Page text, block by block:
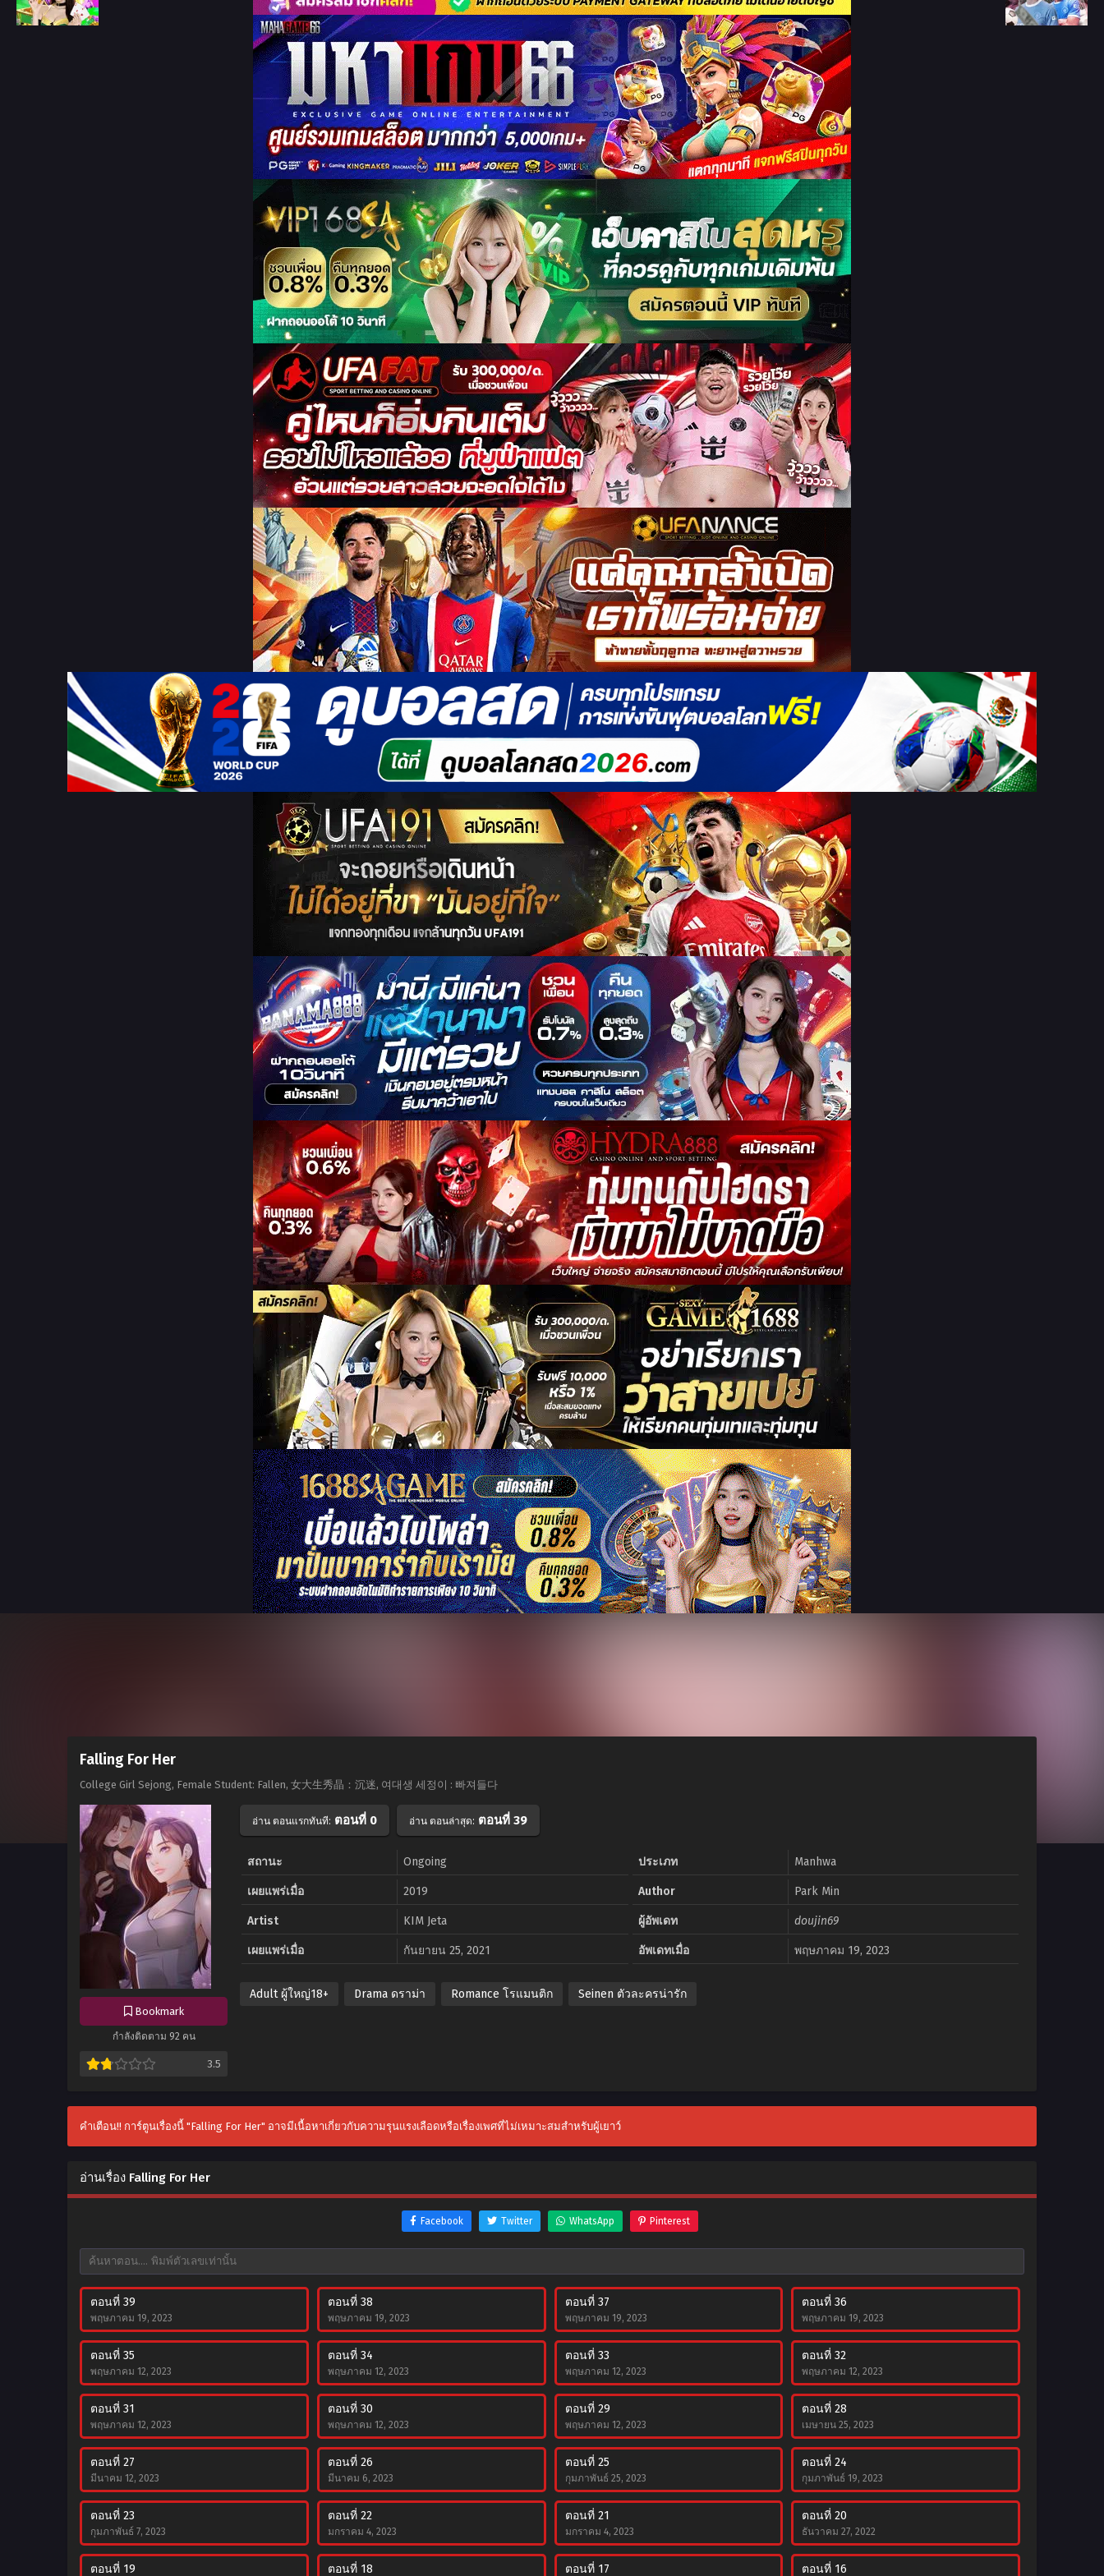
Falling For Her
College Girl Sejong, Female Student: Fallen, 女大生秀晶：沉迷, 여대생 세정이 : 빠져들다
Bookmark
กำลังติดตาม 92 คน
3.5
อ่าน ตอนแรกทันที: ตอนที่ 0 อ่าน ตอนล่าสุด: ตอนที่ 39
สถานะ Ongoing ประเภท Manhwa
เผยแพร่เมื่อ 2019 Author Park Min
Artist KIM Jeta ผู้อัพเดท doujin69
เผยแพร่เมื่อ กันยายน 25, 2021 อัพเดทเมื่อ พฤษภาคม 19, 2023
Adult ผู้ใหญ่18+ Drama ดราม่า Romance โรแมนติก Seinen ตัวละครน่ารัก
คำเตือน!! การ์ตูนเรื่องนี้ "Falling For Her" อาจมีเนื้อหาเกี่ยวกับความรุนแรงเลือดหรือเรื่องเพศที่ไม่เหมาะสมสำหรับผู้เยาว์
อ่านเรื่อง Falling For Her
Facebook Twitter WhatsApp Pinterest
ตอนที่ 39
พฤษภาคม 19, 2023
ตอนที่ 38
พฤษภาคม 19, 2023
ตอนที่ 37
พฤษภาคม 19, 2023
ตอนที่ 36
พฤษภาคม 19, 2023
ตอนที่ 35
พฤษภาคม 12, 2023
ตอนที่ 34
พฤษภาคม 12, 2023
ตอนที่ 33
พฤษภาคม 12, 2023
ตอนที่ 32
พฤษภาคม 12, 2023
ตอนที่ 31
พฤษภาคม 12, 2023
ตอนที่ 30
พฤษภาคม 12, 2023
ตอนที่ 29
พฤษภาคม 12, 2023
ตอนที่ 28
เมษายน 25, 2023
ตอนที่ 27
มีนาคม 12, 2023
ตอนที่ 26
มีนาคม 6, 2023
ตอนที่ 25
กุมภาพันธ์ 25, 2023
ตอนที่ 24
กุมภาพันธ์ 19, 2023
ตอนที่ 23
กุมภาพันธ์ 7, 2023
ตอนที่ 22
มกราคม 4, 2023
ตอนที่ 21
มกราคม 4, 2023
ตอนที่ 20
ธันวาคม 27, 2022
ตอนที่ 19 ตอนที่ 18 ตอนที่ 17 ตอนที่ 16